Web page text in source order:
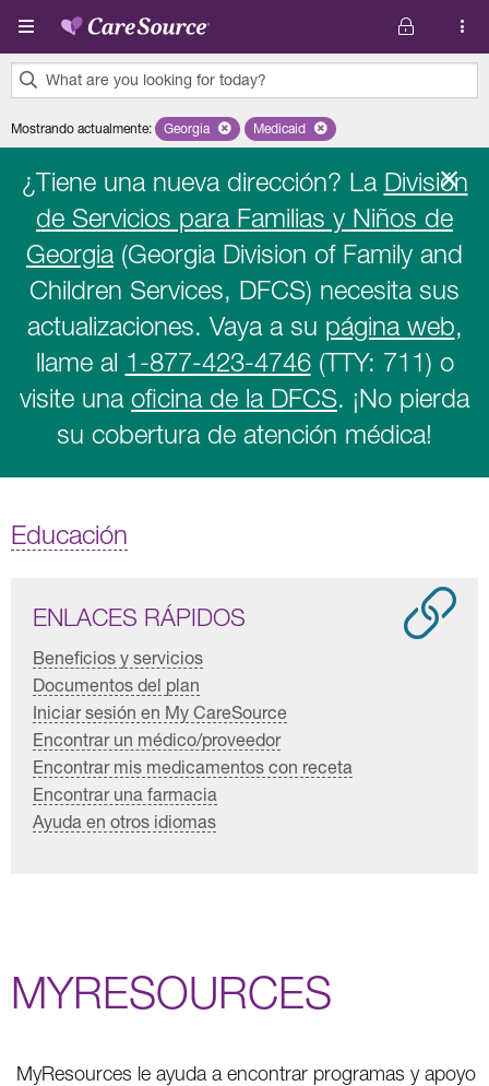
Pasar al contenido principal
What are you looking for today?
results
Mostrando actualmente: Remove selected state 'Georgia'
Georgia Remove selected plan 'Medicaid'
Medicaid
¿Tiene una nueva dirección? La División
de Servicios para Familias y Niños de
Georgia (Georgia Division of Family and
Children Services, DFCS) necesita sus
actualizaciones. Vaya a su página web,
llame al 1-877-423-4746(TTY: 711) o
visite una oficina de la DFCS. ¡No pierda
su cobertura de atención médica!
Educación
ENLACES RÁPIDOS
Beneficios y servicios
Documentos del plan
Iniciar sesión en My CareSource
Encontrar un médico/proveedor
Encontrar mis medicamentos con receta
Encontrar una farmacia
Ayuda en otros idiomas
MYRESOURCES
MyResources le ayuda a encontrar programas y apoyo